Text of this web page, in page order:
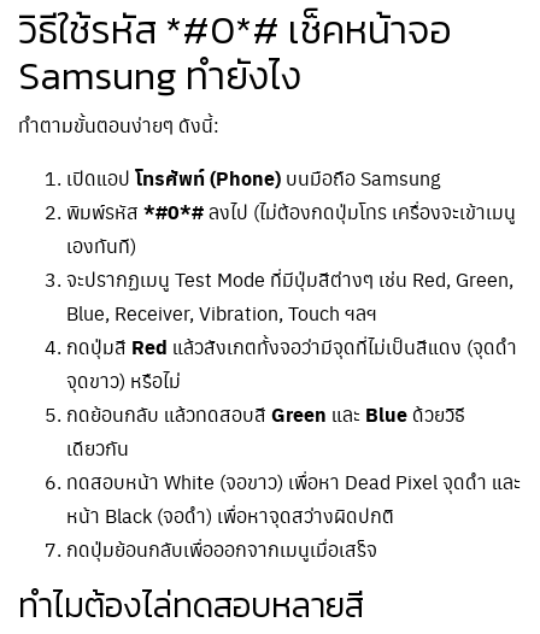
วิธีใช้รหัส *#0*# เช็คหน้าจอ
Samsung ทำยังไง
ทำตามขั้นตอนง่ายๆ ดังนี้:
เปิดแอป โทรศัพท์ (Phone) บนมือถือ Samsung
พิมพ์รหัส *#0*#ลงไป (ไม่ต้องกดปุ่มโทร เครื่องจะเข้าเมนู
เองทันที)
จะปรากฏเมนู Test Mode ที่มีปุ่มสีต่างๆ เช่น Red, Green,
Blue, Receiver, Vibration, Touch ฯลฯ
กดปุ่มสี Red แล้วสังเกตทั้งจอว่ามีจุดที่ไม่เป็นสีแดง (จุดดำ
จุดขาว) หรือไม่
กดย้อนกลับ แล้วทดสอบสี Green และ Blue ด้วยวิธี
เดียวกัน
ทดสอบหน้า White (จอขาว) เพื่อหา Dead Pixel จุดดำ และ
หน้า Black (จอดำ) เพื่อหาจุดสว่างผิดปกติ
กดปุ่มย้อนกลับเพื่อออกจากเมนูเมื่อเสร็จ
ทำไมต้องไล่ทดสอบหลายสี